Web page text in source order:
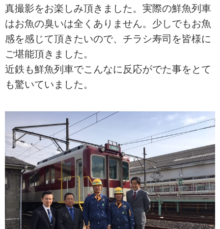
真撮影をお楽しみ頂きました。実際の鮮魚列車
はお魚の臭いは全くありません。少しでもお魚
感を感じて頂きたいので、チラシ寿司を皆様に
ご堪能頂きました。
近鉄も鮮魚列車でこんなに反応がでた事をとて
も驚いていました。